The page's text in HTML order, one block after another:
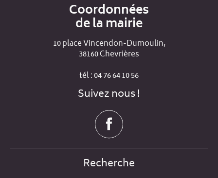
Coordonnées
de la mairie
10 place Vincendon-Dumoulin,
38160 Chevrières
tél : 04 76 64 10 56
Suivez nous !
Recherche